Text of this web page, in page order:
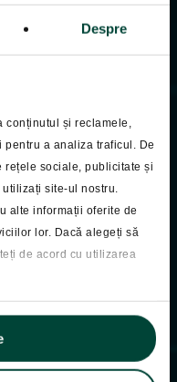
Despre
și reclamele,
a analiza traficul. De
rețele sociale, publicitate și
site-ul nostru.
alte informații oferite de
lor. Dacă alegeți să
de acord cu utilizarea